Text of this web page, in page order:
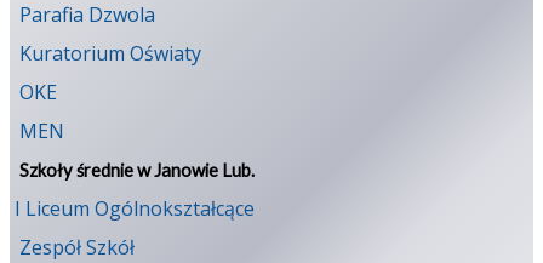
Parafia Dzwola
Kuratorium Oświaty
OKE
MEN
Szkoły średnie w Janowie Lub.
I Liceum Ogólnokształcące
Zespół Szkół